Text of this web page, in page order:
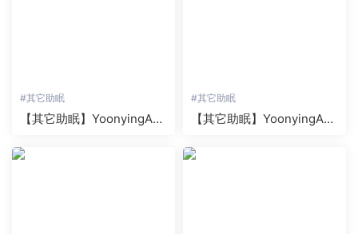
#其它助眠
【其它助眠】YoonyingAS
的秘密 1
#其它助眠
【其它助眠】YoonyingAS
險